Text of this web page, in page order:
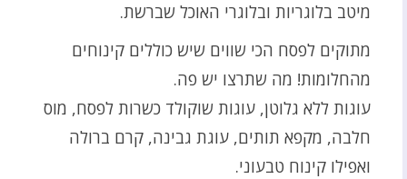
מיטב בלוגריות ובלוגרי האוכל שברשת.
מתוקים לפסח הכי שווים שיש כוללים קינוחים
מהחלומות! מה שתרצו יש פה.
עוגות ללא גלוטן, עוגות שוקולד כשרות לפסח, מוס
חלבה, מקפא תותים, עוגת גבינה, קרם ברולה
ואפילו קינוח טבעוני.